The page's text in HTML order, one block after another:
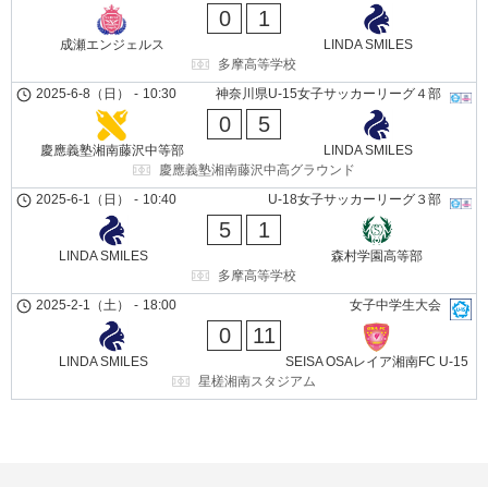
成瀬エンジェルス
0 1
LINDA SMILES
多摩高等学校
神奈川県U-15女子サッカーリーグ４部
2025-6-8（日） - 10:30
慶應義塾湘南藤沢中等部
0 5
LINDA SMILES
慶應義塾湘南藤沢中高グラウンド
U-18女子サッカーリーグ３部
2025-6-1（日） - 10:40
LINDA SMILES
5 1
森村学園高等部
多摩高等学校
女子中学生大会
2025-2-1（土） - 18:00
LINDA SMILES
0 11
SEISA OSAレイア湘南FC U-15
星槎湘南スタジアム